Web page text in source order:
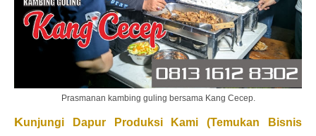
Prasmanan kambing guling bersama Kang Cecep.
Kunjungi Dapur Produksi Kami (Temukan Bisnis